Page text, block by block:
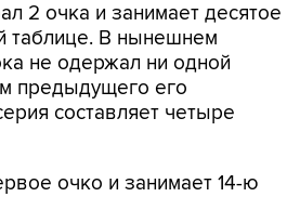
2 очка и занимает десятое
таблице. В нынешнем
не одержал ни одной
предыдущего его
составляет четыре
очко и занимает 14-ю